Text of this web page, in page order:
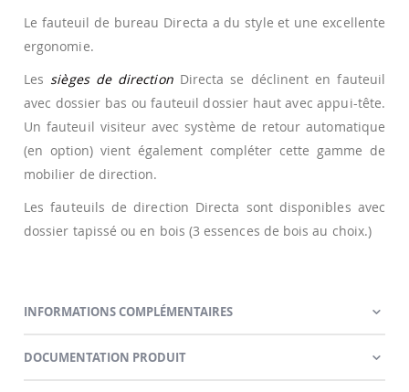
Le fauteuil de bureau Directa a du style et une excellente
ergonomie.
Les sièges de directionDirecta se déclinent en fauteuil
avec dossier bas ou fauteuil dossier haut avec appui-tête.
Un fauteuil visiteur avec système de retour automatique
(en option) vient également compléter cette gamme de
mobilier de direction.
Les fauteuils de direction Directa sont disponibles avec
dossier tapissé ou en bois (3 essences de bois au choix.)
INFORMATIONS COMPLÉMENTAIRES
DOCUMENTATION PRODUIT